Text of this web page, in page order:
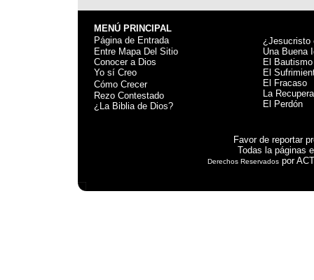
MENÚ PRINCIPAL
Página de Entrada
Entre Mapa Del Sitio
Conocer a Dios
Yo sí Creo
Cómo Crecer>
Rezo Contestado
¿La Biblia de Dios?
¿Jesucristo
Una Buena
El Bautismo
El
El Fracaso
La
El Perdón
Favor de reportar
Todas la páginas
Derechos Reservadospor